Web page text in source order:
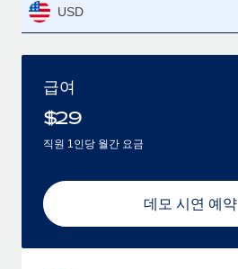
USD
급여
$29
직원 1인당 월간 요금
데모 시연 예약